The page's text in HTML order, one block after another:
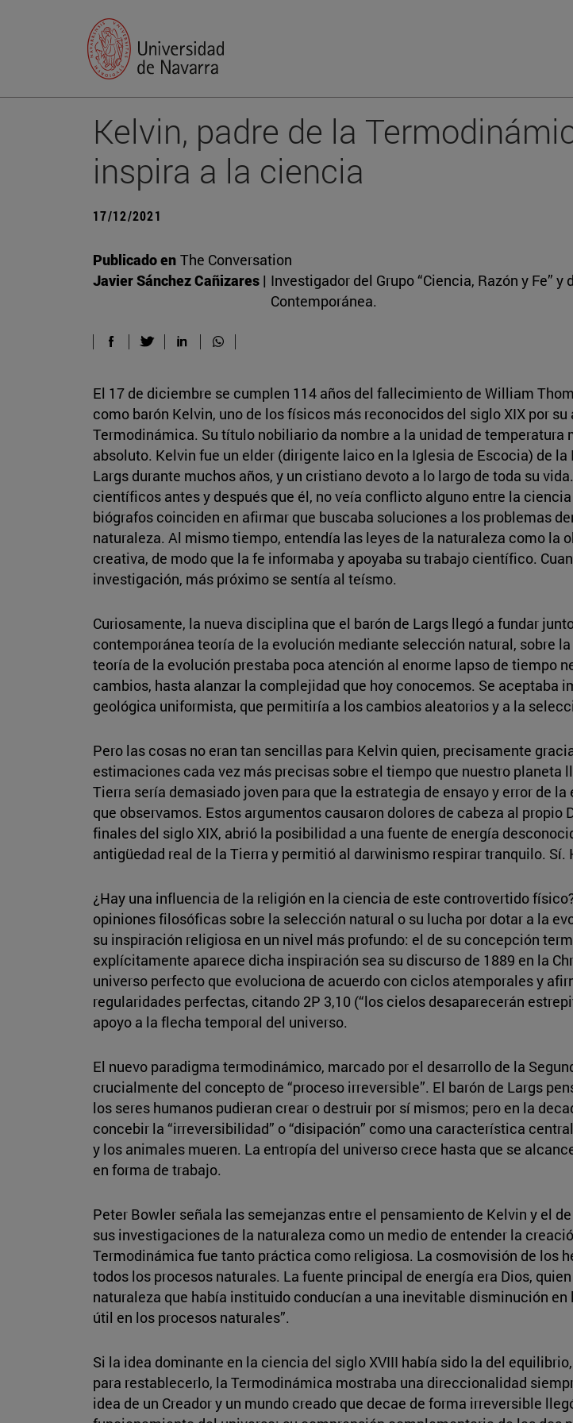
Kelvin, padre de la
inspira a la ciencia
17/12/2021
Publicado en The Conversation
Javier Sánchez Cañizares | Investigador del Grupo “Ciencia, Razón y Fe”
Contemporánea.
El 17 de diciembre se cumplen 114 años del fallecimiento de William
como barón Kelvin, uno de los físicos más reconocidos del siglo XIX por
Termodinámica. Su título nobiliario da nombre a la unidad de temperatura
absoluto. Kelvin fue un elder (dirigente laico en la Iglesia de Escocia) de la
Largs durante muchos años, y un cristiano devoto a lo largo de toda su
científicos antes y después que él, no veía conflicto alguno entre la
biógrafos coinciden en afirmar que buscaba soluciones a los problemas
naturaleza. Al mismo tiempo, entendía las leyes de la naturaleza como la
creativa, de modo que la fe informaba y apoyaba su trabajo científico.
investigación, más próximo se sentía al teísmo.
Curiosamente, la nueva disciplina que el barón de Largs llegó a fundar
contemporánea teoría de la evolución mediante selección natural, sobre
teoría de la evolución prestaba poca atención al enorme lapso de tiempo
cambios, hasta alanzar la complejidad que hoy conocemos. Se aceptaba
geológica uniformista, que permitiría a los cambios aleatorios y a la
Pero las cosas no eran tan sencillas para Kelvin quien, precisamente
estimaciones cada vez más precisas sobre el tiempo que nuestro planeta
Tierra sería demasiado joven para que la estrategia de ensayo y error de
que observamos. Estos argumentos causaron dolores de cabeza al
finales del siglo XIX, abrió la posibilidad a una fuente de energía
antigüedad real de la Tierra y permitió al darwinismo respirar tranquilo.
¿Hay una influencia de la religión en la ciencia de este controvertido
opiniones filosóficas sobre la selección natural o su lucha por dotar a la
su inspiración religiosa en un nivel más profundo: el de su concepción
explícitamente aparece dicha inspiración sea su discurso de 1889 en la
universo perfecto que evoluciona de acuerdo con ciclos atemporales y
regularidades perfectas, citando 2P 3,10 (“los cielos desaparecerán
apoyo a la flecha temporal del universo.
El nuevo paradigma termodinámico, marcado por el desarrollo de la
crucialmente del concepto de “proceso irreversible”. El barón de Largs
los seres humanos pudieran crear o destruir por sí mismos; pero en la
concebir la “irreversibilidad” o “disipación” como una característica
y los animales mueren. La entropía del universo crece hasta que se
en forma de trabajo.
Peter Bowler señala las semejanzas entre el pensamiento de Kelvin y el
sus investigaciones de la naturaleza como un medio de entender la
Termodinámica fue tanto práctica como religiosa. La cosmovisión de los
todos los procesos naturales. La fuente principal de energía era Dios,
naturaleza que había instituido conducían a una inevitable disminución
útil en los procesos naturales”.
Si la idea dominante en la ciencia del siglo XVIII había sido la del
para restablecerlo, la Termodinámica mostraba una direccionalidad
idea de un Creador y un mundo creado que decae de forma irreversible